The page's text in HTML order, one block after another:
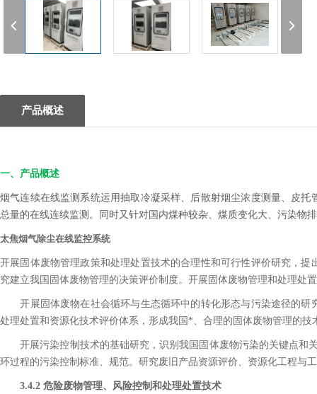
产品概述
一、产品概述
烟气连续在线监测系统运用抽取冷凝采样、后散射烟尘浓度测量、皮
总量的在线连续监测。同时又针对国内煤种较杂、煤质变化大、污染物
太焦烟气除尘在线监控系统
开展固体废物管理政策和处理处置技术的合理性和可行性评价研究，
究建立我国固体废物管理的决策评价制度。开展固体废物管理和处理处
开展固体废物在社会循环与生态循环中的转化形态与污染途径的研
处理处置和资源化技术评价体系，形成我国*、合理的固体废物管理的技
开展污染控制技术的基础研究，识别我国固体废物污染的关键点和
环过程的污染控制标准、规范。研究废旧产品资源评价、资源化工程与
3.4.2 危险废物管理、风险控制和处理处置技术